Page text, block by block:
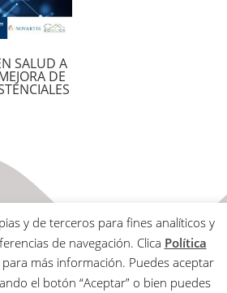
SALUD A
DE
y de terceros para fines analíticos y
de navegación. Clica Política
más información. Puedes aceptar
el botón “Aceptar” o bien puedes